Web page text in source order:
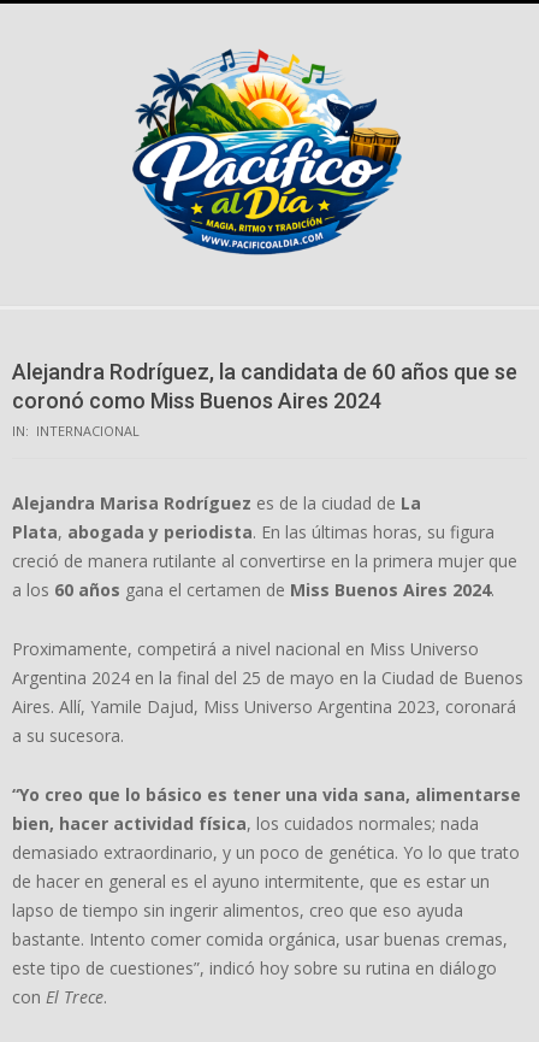
Alejandra Rodríguez, la candidata de 60 años que se
coronó como Miss Buenos Aires 2024
IN: INTERNACIONAL
Alejandra Marisa Rodríguez es de la ciudad de La
Plata, abogada y periodista. En las últimas horas, su figura
creció de manera rutilante al convertirse en la primera mujer que
a los 60 años gana el certamen de Miss Buenos Aires 2024.
Proximamente, competirá a nivel nacional en Miss Universo
Argentina 2024 en la final del 25 de mayo en la Ciudad de Buenos
Aires. Allí, Yamile Dajud, Miss Universo Argentina 2023, coronará
a su sucesora.
“Yo creo que lo básico es tener una vida sana, alimentarse
bien, hacer actividad física, los cuidados normales; nada
demasiado extraordinario, y un poco de genética. Yo lo que trato
de hacer en general es el ayuno intermitente, que es estar un
lapso de tiempo sin ingerir alimentos, creo que eso ayuda
bastante. Intento comer comida orgánica, usar buenas cremas,
este tipo de cuestiones”, indicó hoy sobre su rutina en diálogo
con El Trece.